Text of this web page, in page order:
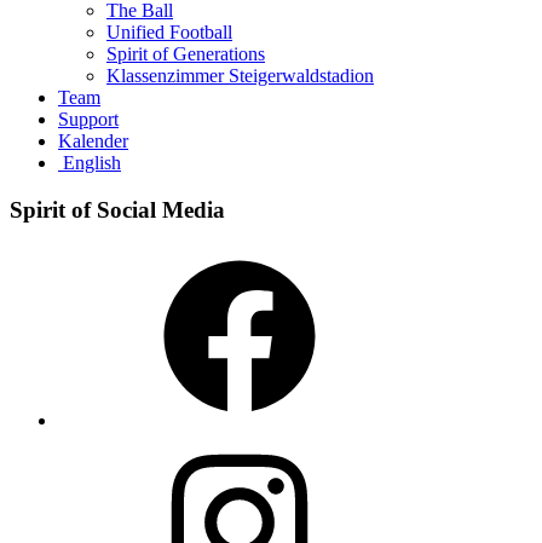
The Ball
Unified Football
Spirit of Generations
Klassenzimmer Steigerwaldstadion
Team
Support
Kalender
English
Spirit of Social Media